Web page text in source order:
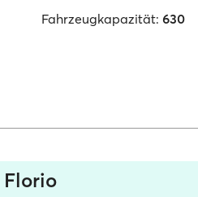
Fahrzeugkapazität: 630
Florio